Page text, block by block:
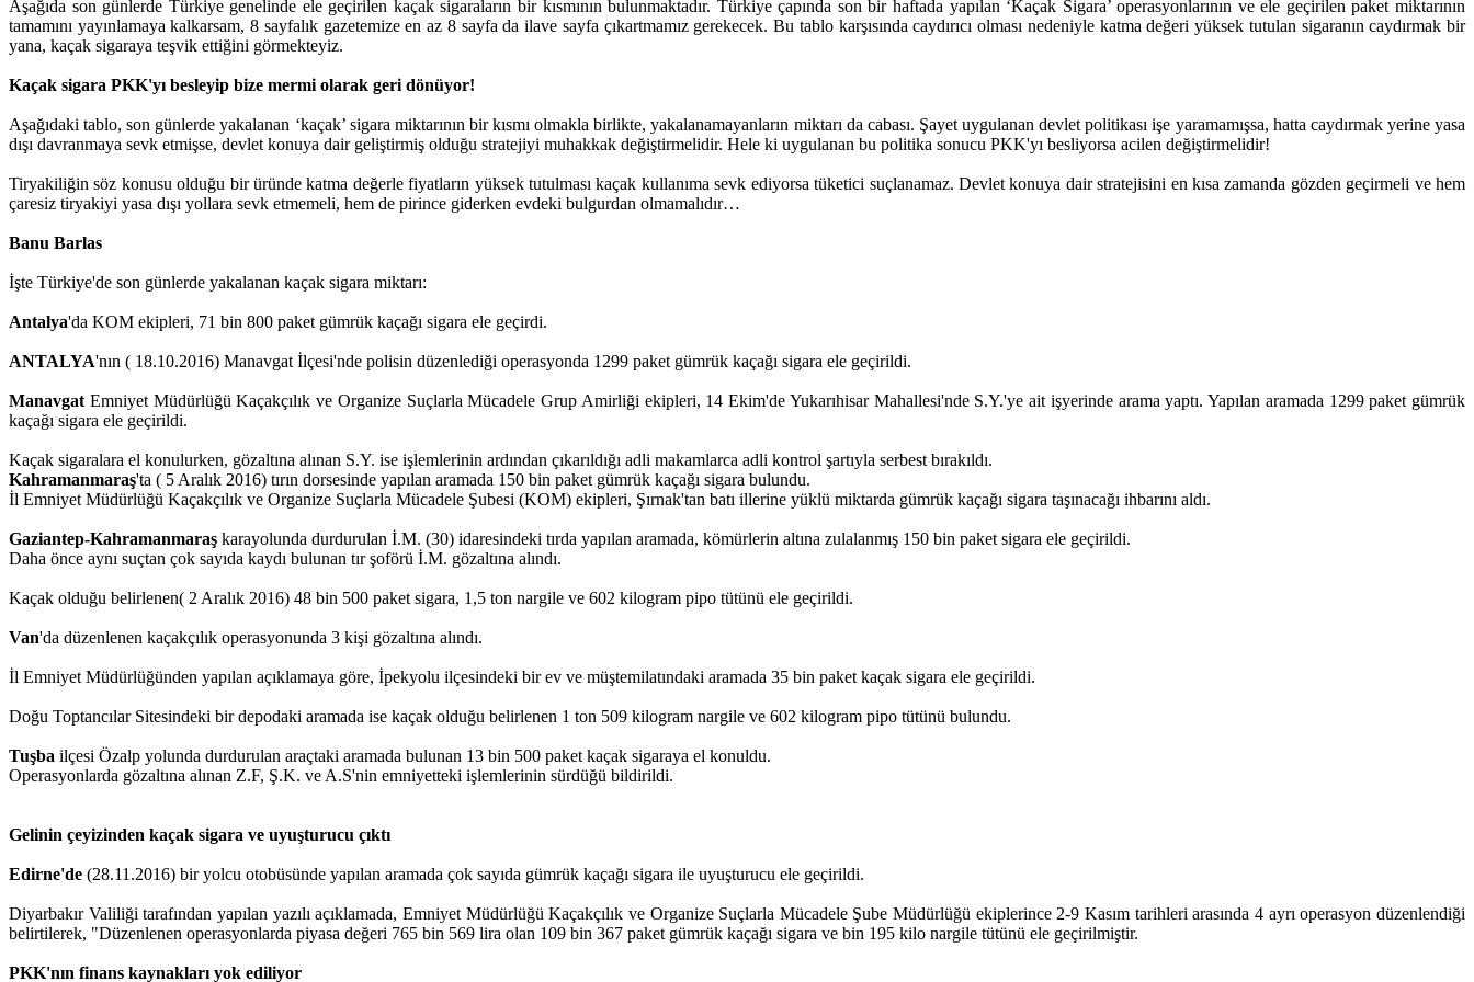
Aşağıda son günlerde Türkiye genelinde ele geçirilen kaçak sigaraların bir kısmının bulunmaktadır. Türkiye çapında son bir haftada yapılan ‘Kaçak Sigara’ operasyonlarının ve ele geçirilen paket miktarının
tamamını yayınlamaya kalkarsam, 8 sayfalık gazetemize en az 8 sayfa da ilave sayfa çıkartmamız gerekecek. Bu tablo karşısında caydırıcı olması nedeniyle katma değeri yüksek tutulan sigaranın caydırmak bir
yana, kaçak sigaraya teşvik ettiğini görmekteyiz.
Kaçak sigara PKK'yı besleyip bize mermi olarak geri dönüyor!
Aşağıdaki tablo, son günlerde yakalanan ‘kaçak’ sigara miktarının bir kısmı olmakla birlikte, yakalanamayanların miktarı da cabası. Şayet uygulanan devlet politikası işe yaramamışsa, hatta caydırmak yerine yasa
dışı davranmaya sevk etmişse, devlet konuya dair geliştirmiş olduğu stratejiyi muhakkak değiştirmelidir. Hele ki uygulanan bu politika sonucu PKK'yı besliyorsa acilen değiştirmelidir!
Tiryakiliğin söz konusu olduğu bir üründe katma değerle fiyatların yüksek tutulması kaçak kullanıma sevk ediyorsa tüketici suçlanamaz. Devlet konuya dair stratejisini en kısa zamanda gözden geçirmeli ve hem
çaresiz tiryakiyi yasa dışı yollara sevk etmemeli, hem de pirince giderken evdeki bulgurdan olmamalıdır…
Banu Barlas
İşte Türkiye'de son günlerde yakalanan kaçak sigara miktarı:
Antalya'da KOM ekipleri, 71 bin 800 paket gümrük kaçağı sigara ele geçirdi.
ANTALYA'nın ( 18.10.2016) Manavgat İlçesi'nde polisin düzenlediği operasyonda 1299 paket gümrük kaçağı sigara ele geçirildi.
ManavgatEmniyet Müdürlüğü Kaçakçılık ve Organize Suçlarla Mücadele Grup Amirliği ekipleri, 14 Ekim'de Yukarıhisar Mahallesi'nde S.Y.'ye ait işyerinde arama yaptı. Yapılan aramada 1299 paket gümrük
kaçağı sigara ele geçirildi.
Kaçak sigaralara el konulurken, gözaltına alınan S.Y. ise işlemlerinin ardından çıkarıldığı adli makamlarca adli kontrol şartıyla serbest bırakıldı.
Kahramanmaraş'ta ( 5 Aralık 2016) tırın dorsesinde yapılan aramada 150 bin paket gümrük kaçağı sigara bulundu.
İl Emniyet Müdürlüğü Kaçakçılık ve Organize Suçlarla Mücadele Şubesi (KOM) ekipleri, Şırnak'tan batı illerine yüklü miktarda gümrük kaçağı sigara taşınacağı ihbarını aldı.
Gaziantep-Kahramanmaraş karayolunda durdurulan İ.M. (30) idaresindeki tırda yapılan aramada, kömürlerin altına zulalanmış 150 bin paket sigara ele geçirildi.
Daha önce aynı suçtan çok sayıda kaydı bulunan tır şoförü İ.M. gözaltına alındı.
Kaçak olduğu belirlenen( 2 Aralık 2016) 48 bin 500 paket sigara, 1,5 ton nargile ve 602 kilogram pipo tütünü ele geçirildi.
Van'da düzenlenen kaçakçılık operasyonunda 3 kişi gözaltına alındı.
İl Emniyet Müdürlüğünden yapılan açıklamaya göre, İpekyolu ilçesindeki bir ev ve müştemilatındaki aramada 35 bin paket kaçak sigara ele geçirildi.
Doğu Toptancılar Sitesindeki bir depodaki aramada ise kaçak olduğu belirlenen 1 ton 509 kilogram nargile ve 602 kilogram pipo tütünü bulundu.
Tuşba ilçesi Özalp yolunda durdurulan araçtaki aramada bulunan 13 bin 500 paket kaçak sigaraya el konuldu.
Operasyonlarda gözaltına alınan Z.F, Ş.K. ve A.S'nin emniyetteki işlemlerinin sürdüğü bildirildi.
Gelinin çeyizinden kaçak sigara ve uyuşturucu çıktı
Edirne'de (28.11.2016) bir yolcu otobüsünde yapılan aramada çok sayıda gümrük kaçağı sigara ile uyuşturucu ele geçirildi.
Diyarbakır Valiliği tarafından yapılan yazılı açıklamada, Emniyet Müdürlüğü Kaçakçılık ve Organize Suçlarla Mücadele Şube Müdürlüğü ekiplerince 2-9 Kasım tarihleri arasında 4 ayrı operasyon düzenlendiği
belirtilerek, "Düzenlenen operasyonlarda piyasa değeri 765 bin 569 lira olan 109 bin 367 paket gümrük kaçağı sigara ve bin 195 kilo nargile tütünü ele geçirilmiştir.
PKK'nın finans kaynakları yok ediliyor